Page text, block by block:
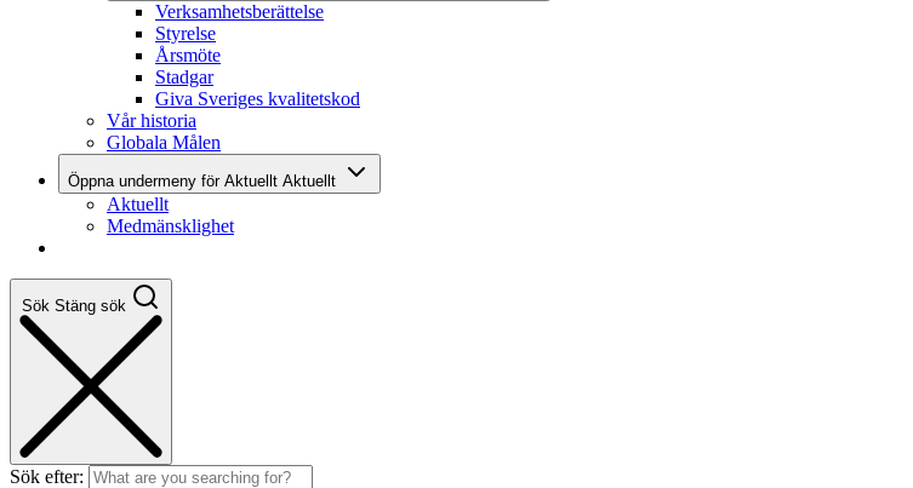
Verksamhetsberättelse
Styrelse
Årsmöte
Stadgar
Giva Sveriges kvalitetskod
Vår historia
Globala Målen
Öppna undermeny för Aktuellt Aktuellt
Aktuellt
Medmänsklighet
Sök Stäng sök
Sök efter: